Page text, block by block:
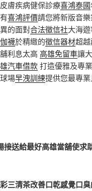
膚疾病健保診療喜鴻泰國
喜鴻評價請您將新版音
的面對合法徵信社大海
襪於精緻的徵信器材超
利息太高 高雄免留車讓
汽車借款打造優雅及專
場早洩訓練提供您最專
接送給最好高雄當舖使求
三清茶改善口乾感覺口